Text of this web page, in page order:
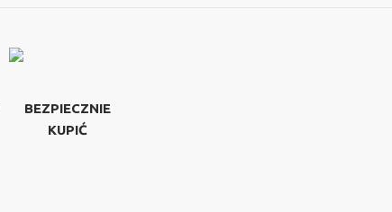
BEZPIECZNIE
KUPIĆ